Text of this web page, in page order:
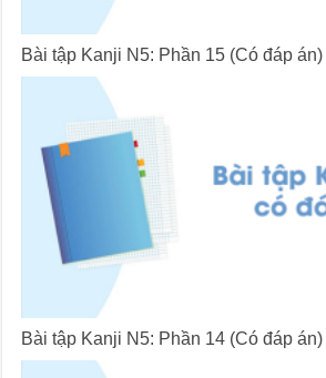
Bài tập Kanji N5: Phần 15 (Có đáp án)
Bài tập Kanji N5: Phần 14 (Có đáp án)